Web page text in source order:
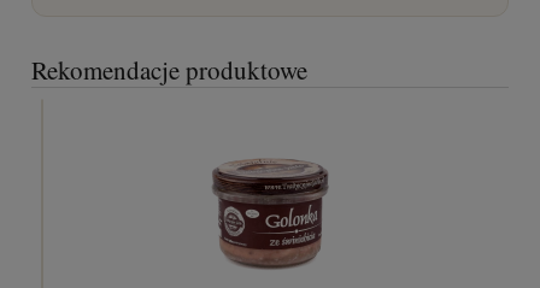
Rekomendacje produktowe